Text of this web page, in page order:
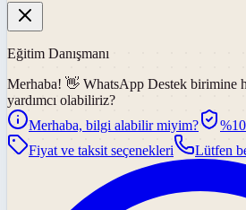
Eğitim Danışmanı
Merhaba! 👋 WhatsApp Destek birimine
yardımcı olabiliriz?
Merhaba, bilgi alabilir miyim?
Fiyat ve taksit seçenekleri
Lütfen